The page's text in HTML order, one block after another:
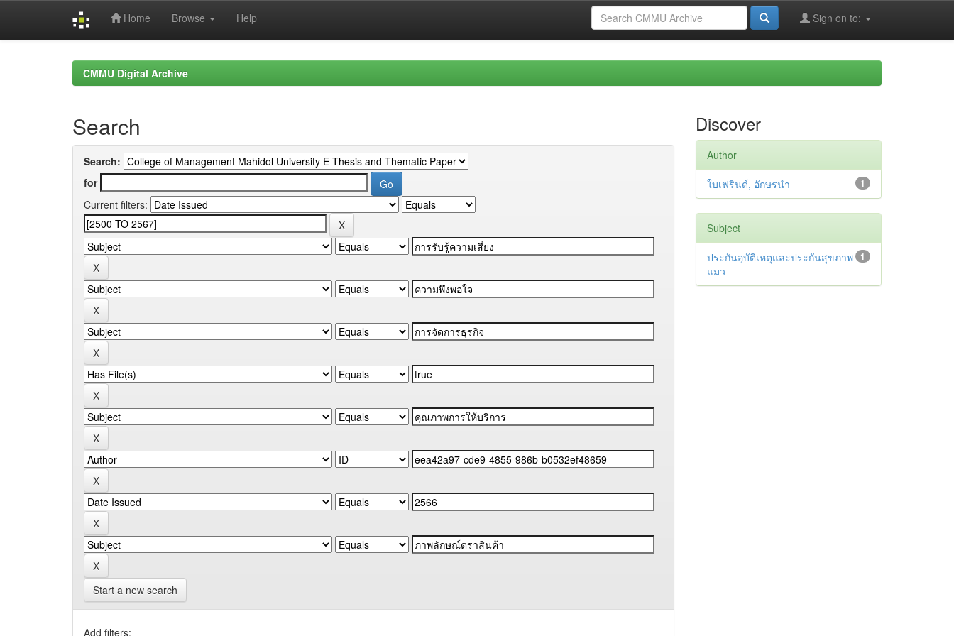
Home Browse Help Sign on to:
CMMU Digital Archive
Search
Search:
for
Current filters:
Start a new search
Add filters:
Discover
Author
1
ใบเฟรินด์, อักษรนำ
Subject
1
ประกันอุบัติเหตุและประกันสุขภาพ
แมว